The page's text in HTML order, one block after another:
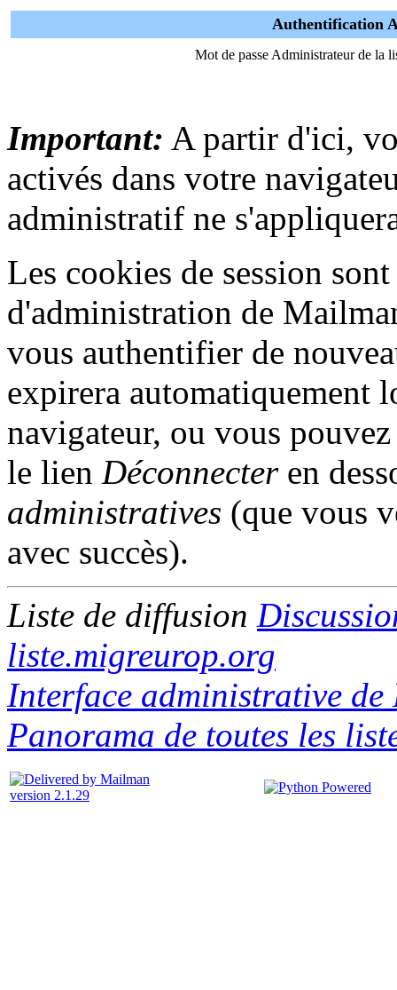
Authentification
Mot de passe Administrateur de la
Important: A partir d'ici,
activés dans votre
administratif ne
Les cookies de session
d'administration de
vous authentifier de
expirera automatiquement
navigateur, ou vous
le lien Déconnecteren
administratives (que vous
avec succès).
Liste de diffusion
liste.migreurop.org
Interface administrative de
Panorama de toutes les
version 2.1.29